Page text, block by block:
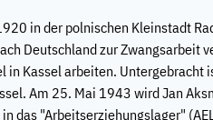
in der polnischen Kleinstadt
Deutschland zur Zwangsarbeit
in Kassel arbeiten. Untergebracht
Am 25. Mai 1943 wird Jan
das "Arbeitserziehungslager"